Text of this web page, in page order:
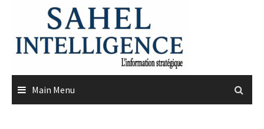
content
Main Menu